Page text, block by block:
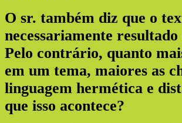
O sr. também diz que o
necessariamente
Pelo contrário, quanto
em um tema, maiores as
linguagem hermética e
que isso acontece?